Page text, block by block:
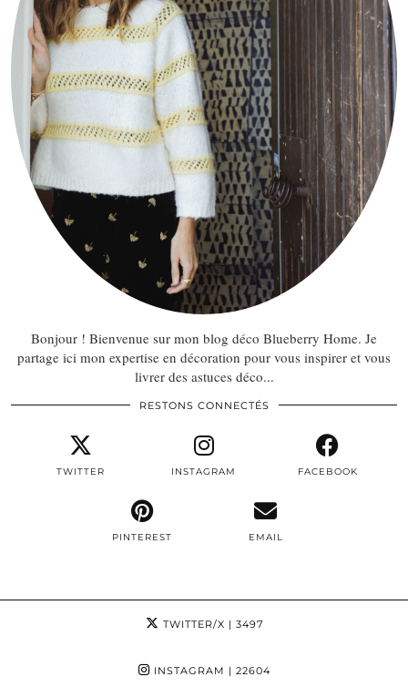
Bonjour ! Bienvenue sur mon blog déco Blueberry Home. Je
partage ici mon expertise en décoration pour vous inspirer et vous
livrer des astuces déco...
RESTONS CONNECTÉS
TWITTER INSTAGRAM FACEBOOK
PINTEREST EMAIL
TWITTER/X | 3497
INSTAGRAM | 22604